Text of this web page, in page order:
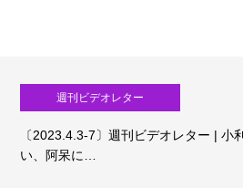
週刊ビデオレター
〔2023.4.3-7〕週刊ビデオレター | 小
い、阿呆に…